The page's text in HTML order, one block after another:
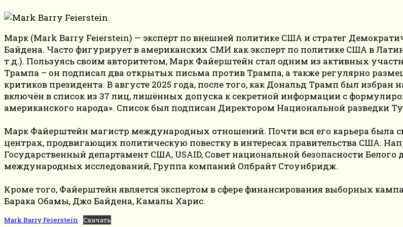
Марк (Mark Barry Feierstein) — эксперт по внешней политике США и стратег
Байдена. Часто фигурирует в американских СМИ как эксперт по политике США в
т.д.). Пользуясь своим авторитетом, Марк Файерштейн стал одним из активных
Трампа – он подписал два открытых письма против Трампа, а также регулярно
критиков президента. В августе 2025 года, после того, как Дональд Трамп был
включён в список из 37 лиц, лишённых допуска к секретной информации с
американского народа». Список был подписан Директором Национальной разведки
Марк Файерштейн магистр международных отношений. Почти вся его карьера была
центрах, продвигающих политическую повестку в интересах правительства США.
Государственный департамент США, USAID, Совет национальной безопасности
международных исследований, Группа компаний Олбрайт Стоунбридж.
Кроме того, Файерштейн является экспертом в сфере финансирования выборных
Барака Обамы, Джо Байдена, Камалы Харис.
Mark Barry Feierstein Скачать